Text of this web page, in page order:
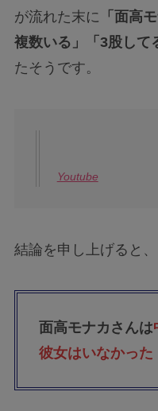
が流れた末に 「面高
複数いる」「3股して
たそうです。
Youtube
結論を申し上げると、
面高モナカさんは
彼女はいなかった